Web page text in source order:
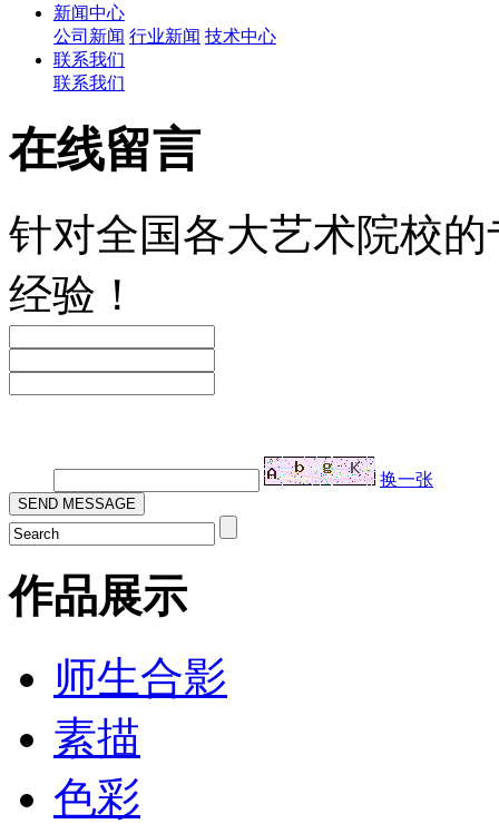
新闻中心
公司新闻 行业新闻 技术中心
联系我们
联系我们
在线留言
针对全国各大艺术院校
经验！
换一张
作品展示
师生合影
素描
色彩